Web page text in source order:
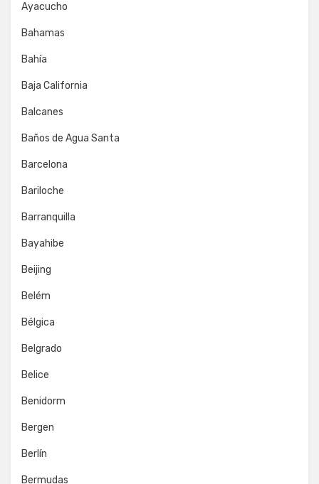
Ayacucho
Bahamas
Bahía
Baja California
Balcanes
Baños de Agua Santa
Barcelona
Bariloche
Barranquilla
Bayahibe
Beijing
Belém
Bélgica
Belgrado
Belice
Benidorm
Bergen
Berlín
Bermudas